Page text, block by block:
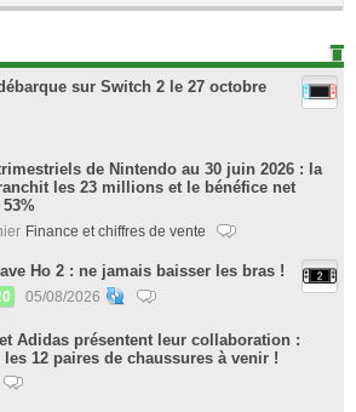
sur Switch 2 le 27 octobre
de Nintendo au 30 juin 2026 : la
les 23 millions et le bénéfice net
Finance et chiffres de vente
Ho 2 : ne jamais baisser les bras !
05/08/2026
Adidas présentent leur collaboration :
12 paires de chaussures à venir !